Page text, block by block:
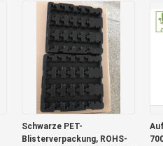
Schwarze PET-
Blisterverpackung, ROHS-